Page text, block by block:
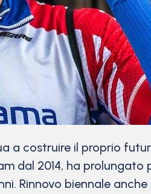
a costruire il proprio
dal 2014, ha prolungato
Rinnovo biennale anche